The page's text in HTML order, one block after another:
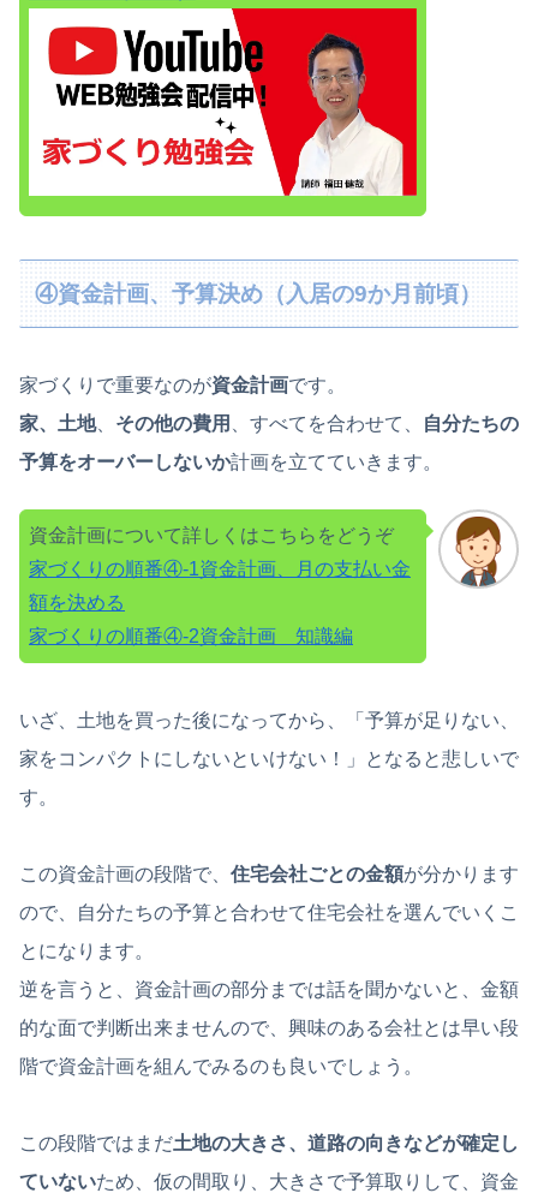
④資金計画、予算決め（入居の9か月前頃）
家づくりで重要なのが資金計画です。
家、土地、 その他の費用 、すべてを合わせて、
自分たちの
予算をオーバーしないか計画を立てていきます。
資金計画について詳しくはこちらをどうぞ
家づくりの順番④-1資金計画、月の支払い金
額を決める
家づくりの順番④-2資金計画 知識編
いざ、土地を買った後になってから、「予算が足りない、
家をコンパクトにしないといけない！」となると悲しいで
す。
この資金計画の段階で、 住宅会社ごとの金額が分かります
ので、自分たちの予算と合わせて住宅会社を選んでいくこ
とになります。
逆を言うと、資金計画の部分までは話を聞かないと、金額
的な面で判断出来ませんので、興味のある会社とは早い段
階で資金計画を組んでみるのも良いでしょう。
この段階ではまだ土地の大きさ、道路の向きなどが確定し
ていないため、仮の間取り、大きさで予算取りして、資金